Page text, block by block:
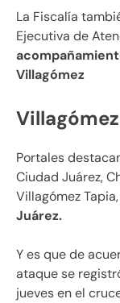
La Fiscalía
Ejecutiva de
Villagómez
Villagómez
Portales
Ciudad Juárez,
Villagómez Tapia,
Juárez.
Y es que de
ataque se
jueves en el